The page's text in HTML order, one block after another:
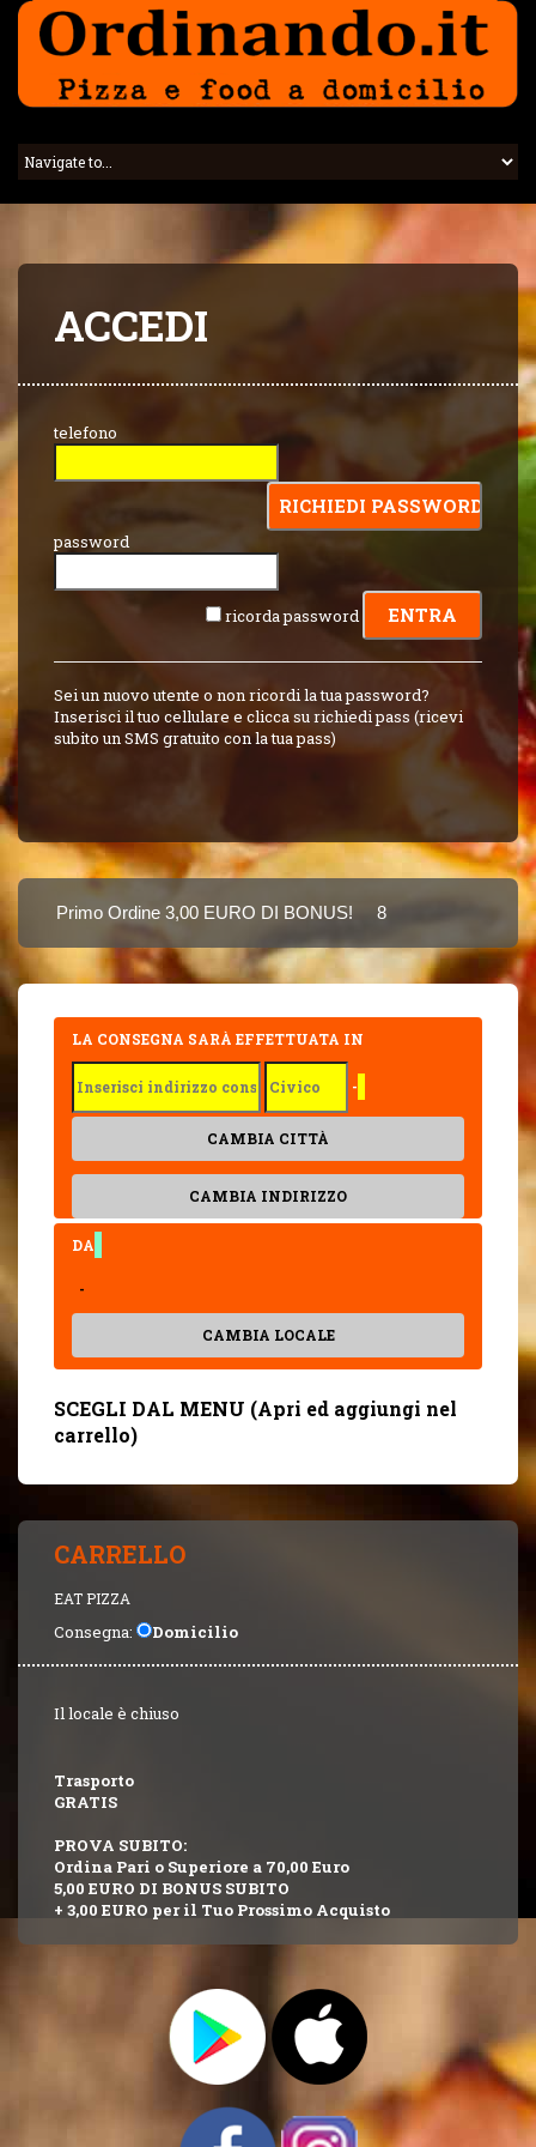
ACCEDI
telefono
password
ricorda password
Sei un nuovo utente o non ricordi la tua password?
Inserisci il tuo cellulare e clicca su richiedi pass (ricevi
subito un SMS gratuito con la tua pass)
Primo Ordine 3,00 EURO DI BONUS!
8 PUNTI 3,00 EURO
LA CONSEGNA SARÀ EFFETTUATA IN
-
CAMBIA CITTÀ
CAMBIA INDIRIZZO
DA
-
CAMBIA LOCALE
SCEGLI DAL MENU (Apri ed aggiungi nel
carrello)
CARRELLO
EAT PIZZA
Consegna: Domicilio
Il locale è chiuso
Trasporto
GRATIS
PROVA SUBITO:
Ordina Pari o Superiore a 70,00 Euro
5,00 EURO DI BONUS SUBITO
+ 3,00 EURO per il Tuo Prossimo Acquisto